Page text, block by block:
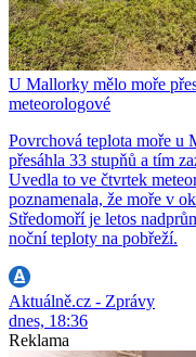
U Mallorky mělo moře
meteorologové
Povrchová teplota moře u
přesáhla 33 stupňů a tím
Uvedla to ve čtvrtek
poznamenala, že moře v
Středomoří je letos
noční teploty na pobřeží.
Aktuálně.cz - Zprávy
dnes, 18:36
Reklama